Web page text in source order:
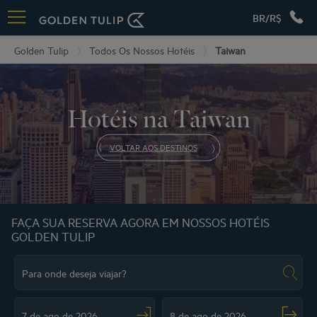
BR/R$
Golden Tulip Todos Os Nossos Hotéis Taiwan
Hotéis na Taiwan
VOLTAR AOS DESTINOS
FAÇA SUA RESERVA AGORA EM NOSSOS HOTÉIS
GOLDEN TULIP